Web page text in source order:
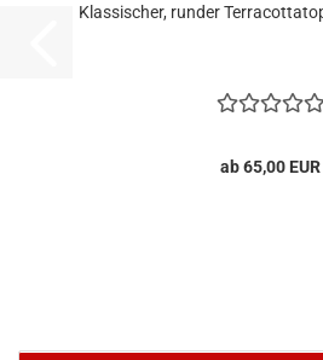
Klassischer, runder
ab 65,00 EUR